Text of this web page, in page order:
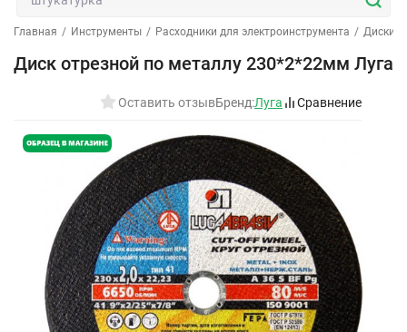
Главная / Инструменты / Расходники для электроинструмента / Диски
Диск отрезной по металлу 230*2*22мм Луга
Оставить отзывБренд:Луга Сравнение